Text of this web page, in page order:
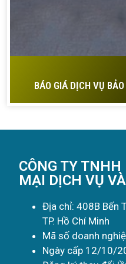
BÁO GIÁ DỊCH VỤ
CÔNG TY
MẠI DỊCH VỤ
Địa chỉ: 408B Bến
TP. Hồ Chí Minh
Mã số doanh
Ngày cấp 12/10/